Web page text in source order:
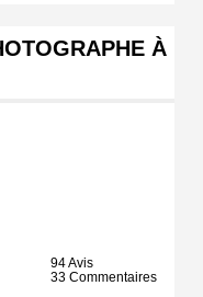
À
94 Avis
33 Commentaires